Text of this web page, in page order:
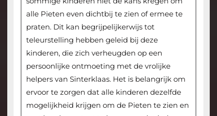
alle Pieten even dichtbij te zien of ermee te
praten. Dit kan begrijpelijkerwijs tot
teleurstelling hebben geleid bij deze
kinderen, die zich verheugden op een
persoonlijke ontmoeting met de vrolijke
helpers van Sinterklaas. Het is belangrijk om
ervoor te zorgen dat alle kinderen dezelfde
mogelijkheid krijgen om de Pieten te zien en